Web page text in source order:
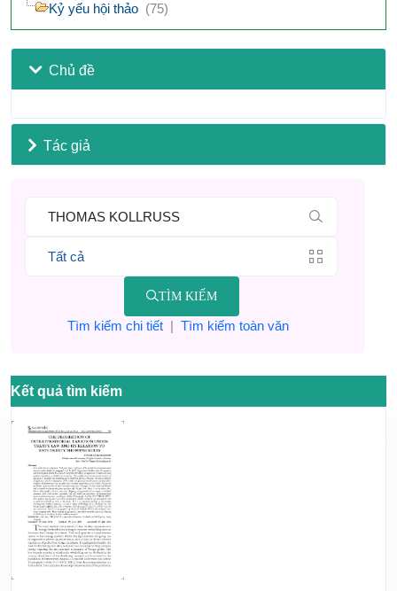
Kỷ yếu hội thảo (75)
Chủ đề
Tác giả
TÌM KIẾM
Tìm kiếm chi tiết| Tìm kiếm toàn văn
Kết quả tìm kiếm